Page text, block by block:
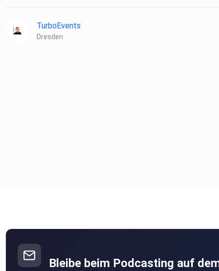
TurboEvents
Dresden
Bleibe beim Podcasting auf